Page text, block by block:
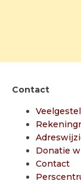
Contact
Donatie
Contact